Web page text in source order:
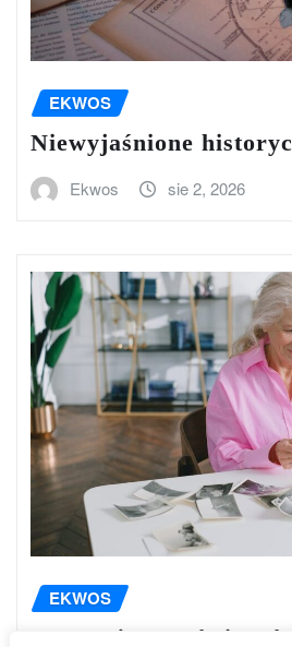
EKWOS
Niewyjaśnione
Ekwos sie 2, 2026
EKWOS
Czy można wyćwiczyć